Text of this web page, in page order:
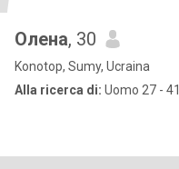
Олена, 30
Konotop, Sumy, Ucraina
Alla ricerca di: Uomo 27 - 41